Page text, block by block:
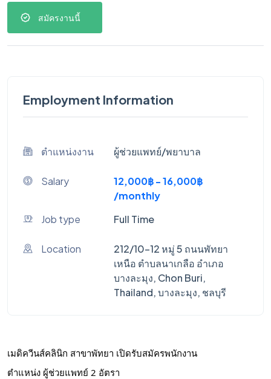
สมัครงานนี้
Employment Information
ตำแหน่งงาน ผู้ช่วยแพทย์/พยาบาล
Salary
12,000฿ - 16,000฿
/monthly
Job type
Full Time
Location
212/10-12 หมู่ 5 ถนนพัทยา
เหนือ ตำบลนาเกลือ อำเภอ
บางละมุง, Chon Buri,
Thailand, บางละมุง, ชลบุรี
เมดิควีนส์คลินิก สาขาพัทยา เปิดรับสมัครพนักงาน
ตำแหน่ง ผู้ช่วยแพทย์ 2 อัตรา